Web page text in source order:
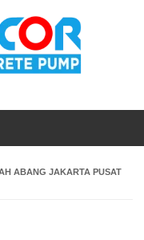
ABANG JAKARTA PUSAT